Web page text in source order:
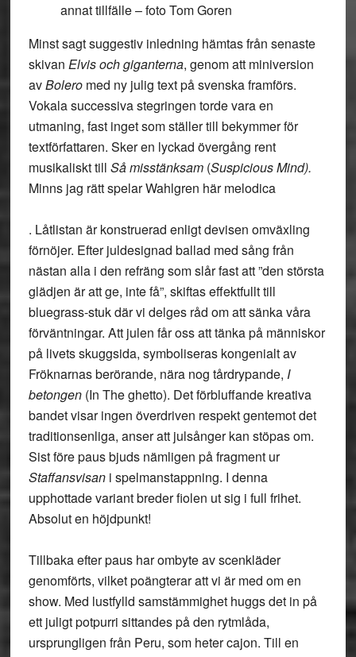
annat tillfälle – foto Tom Goren
Minst sagt suggestiv inledning hämtas från senaste
skivan Elvis och giganterna, genom att miniversion
avBoleromed ny julig text på svenska framförs.
Vokala successiva stegringen torde vara en
utmaning, fast inget som ställer till bekymmer för
textförfattaren. Sker en lyckad övergång rent
musikaliskt till Så misstänksam (Suspicious Mind).
Minns jag rätt spelar Wahlgren här melodica
. Låtlistan är konstruerad enligt devisen omväxling
förnöjer. Efter juldesignad ballad med sång från
nästan alla i den refräng som slår fast att ”den största
glädjen är att ge, inte få”, skiftas effektfullt till
bluegrass-stuk där vi delges råd om att sänka våra
förväntningar. Att julen får oss att tänka på människor
på livets skuggsida, symboliseras kongenialt av
Fröknarnas berörande, nära nog tårdrypande, I
betongen (In The ghetto). Det förbluffande kreativa
bandet visar ingen överdriven respekt gentemot det
traditionsenliga, anser att julsånger kan stöpas om.
Sist före paus bjuds nämligen på fragment ur
Staffansvisan i spelmanstappning. I denna
upphottade variant breder fiolen ut sig i full frihet.
Absolut en höjdpunkt!
Tillbaka efter paus har ombyte av scenkläder
genomförts, vilket poängterar att vi är med om en
show. Med lustfylld samstämmighet huggs det in på
ett juligt potpurri sittandes på den rytmlåda,
ursprungligen från Peru, som heter cajon. Till en